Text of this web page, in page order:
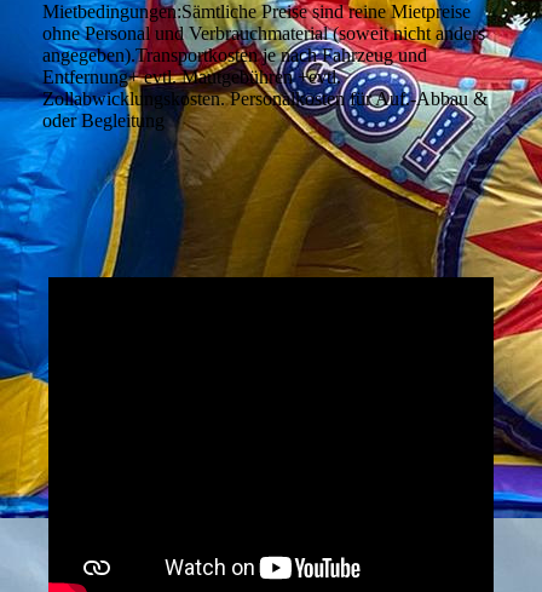
Mietbedingungen:Sämtliche Preise sind reine Mietpreise
ohne Personal und Verbrauchmaterial (soweit nicht anders
angegeben).Transportkosten je nach Fahrzeug und
Entfernung+ evtl. Mautgebühren +evtl.
Zollabwicklungskosten. Personalkosten für Auf.-Abbau &
oder Begleitung